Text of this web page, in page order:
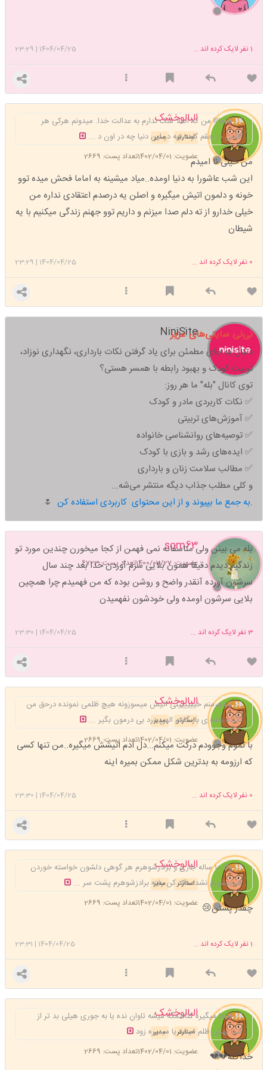
1404/04/25
|
23:29 1نفر لایک کرده اند ...
البالوخشک
مدیر استارتر
عضویت: 1402/04/01 تعداد پست: 2669
قطعاااا من که اصلا شک ندارم به عدالت خدا. میدونم هرکی هر
ظلمی در حقم کرده چه در این دنیا چه در اون د ...
من خیلی نا امیدم
این شب عاشورا به دنیا اومده..میاد میشینه به اماما فحش میده توو
خونه و دلمون اتیش میگیره و اصلن یه درصدم اعتقادی نداره من
خیلی خدارو از ته دلم صدا میزنم و داریم توو جهنم زندگی میکنیم با یه
شیطان
1404/04/25
|
23:29 0 نفر لایک کرده اند ...
NiniSite
نی‌نی سایتی‌های عزیز
دنبال یه جای مطمئن برای یاد گرفتن نکات بارداری، نگهداری نوزاد،
تربیت کودک و بهبود رابطه با همسر هستی؟
توی کانال "بله" ما هر روز:
✅ نکات کاربردی مادر و کودک
✅ آموزش‌های تربیتی
✅ توصیه‌های روانشناسی خانواده
✅ ایده‌های رشد و بازی با کودک
✅ مطالب سلامت زنان و بارداری
و کلی مطلب جذاب دیگه منتشر می‌شه...
به جمع ما بپیوند و از این محتوای کاربردی استفاده کن.
🌷
som63
عضویت: 1400/07/27 تعداد پست: 6723
بله می بینن ولی متاسفانه نمی فهمن از کجا میخورن چندین مورد تو
زندگیم دیدم دقیقا همون بلایی سرم آوردن خدا بعد چند سال
سرشون آورده آنقدر واضح و روشن بوده که من فهمیدم چرا همچین
بلایی سرشون اومده ولی خودشون نفهمیدن
1404/04/25
|
23:30 3نفر لایک کرده اند ...
البالوخشک
مدیر استارتر
عضویت: 1402/04/01 تعداد پست: 2669
شوهرمنم خییییییلی اتیش میسوزونه هیچ ظلمی نمونده درحق من
نکرده باشه.ی بار گفتم الهی درد بی درمون بگیر ...
با تموم وجوودم درکت میکنم...دل ادم اتیشش میگیره..من تنها کسی
که ارزومه به بدترین شکل ممکن بمیره اینه
1404/04/25
|
23:30 0 نفر لایک کرده اند ...
البالوخشک
مدیر استارتر
عضویت: 1402/04/01 تعداد پست: 2669
والا ۱۰ ساله جاری و برادرشوهرم هر گوهی دلشون خواسته خوردن
هیچیشونم نشده فک کن رفته برادزشوهرم پشت سر ...
چقدر پستن😢
1404/04/25
|
23:31 1نفر لایک کرده اند ...
البالوخشک
مدیر استارتر
عضویت: 1402/04/01 تعداد پست: 2669
قطعا میگیره کثافتمگه میشه تاوان نده یا به جوری هیلی بد تر از
شما بهش ظلم میشه یا میمیره زود
خداکنه💔💔